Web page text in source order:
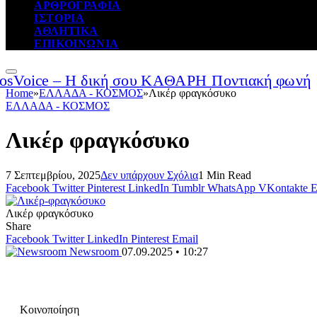
ΑΡΘΡΟΓΡΑΦΙΑ
ΙΣΤΟΡΙΑ
ΑΘΛΗΤΙΚΑ
ΕΠΙΚΟΙΝΩΝΙΑ
Home»ΕΛΛΑΔΑ - ΚΟΣΜΟΣ»Λικέρ φραγκόσυκο
ΕΛΛΑΔΑ - ΚΟΣΜΟΣ
Λικέρ φραγκόσυκο
7 Σεπτεμβρίου, 2025Δεν υπάρχουν Σχόλια1 Min Read
Facebook Twitter Pinterest LinkedIn Tumblr WhatsApp VKontakte
Λικέρ φραγκόσυκο
Share
Facebook Twitter LinkedIn Pinterest Email
Newsroom 07.09.2025 • 10:27
Κοινοποίηση